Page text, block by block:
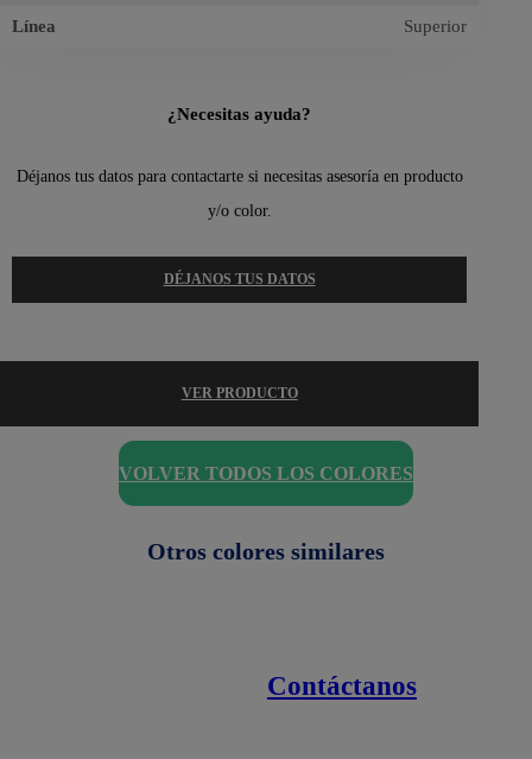
Línea Superior
¿Necesitas ayuda?
Déjanos tus datos para contactarte si necesitas asesoría en producto
y/o color.
DÉJANOS TUS DATOS
VER PRODUCTO
VOLVER TODOS LOS COLORES
Otros colores similares
Contáctanos